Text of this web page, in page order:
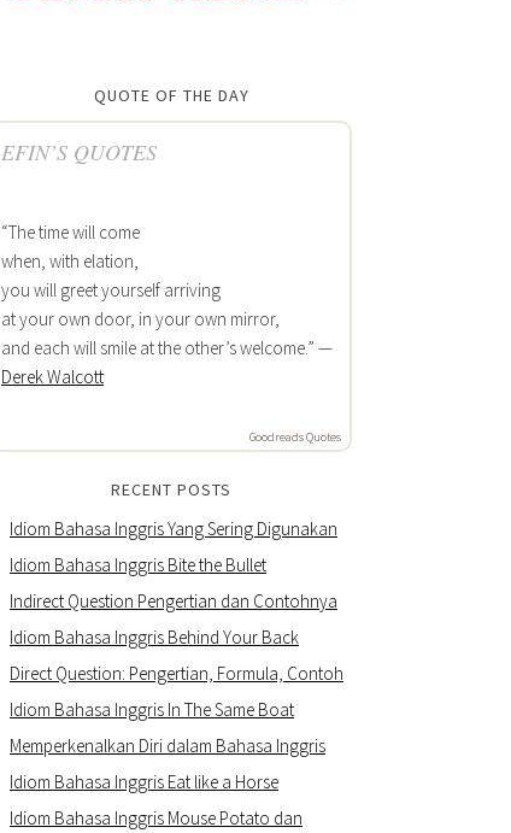
QUOTE OF THE DAY
EFIN’S QUOTES
“The time will come
when, with elation,
you will greet yourself arriving
at your own door, in your own mirror,
and each will smile at the other’s welcome.” —
Derek Walcott
Goodreads Quotes
RECENT POSTS
Idiom Bahasa Inggris Yang Sering Digunakan
Idiom Bahasa Inggris Bite the Bullet
Indirect Question Pengertian dan Contohnya
Idiom Bahasa Inggris Behind Your Back
Direct Question: Pengertian, Formula, Contoh
Idiom Bahasa Inggris In The Same Boat
Memperkenalkan Diri dalam Bahasa Inggris
Idiom Bahasa Inggris Eat like a Horse
Idiom Bahasa Inggris Mouse Potato dan